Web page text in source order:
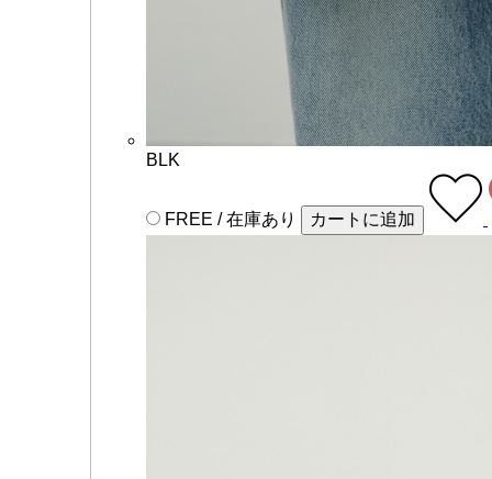
BLK
FREE / 在庫あり カートに追加